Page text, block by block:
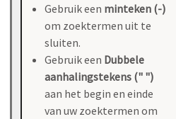
Gebruik een minteken (-)
om zoektermen uit te
sluiten.
Gebruik een Dubbele
aanhalingstekens (" ")
aan het begin en einde
van uw zoektermen om